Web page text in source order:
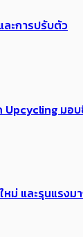
ละการปรับตัว
Upcycling มอ
ม่ และรุนแร